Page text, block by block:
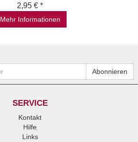
2,95 € *
Mehr Informationen
Abonnieren
SERVICE
Kontakt
Hilfe
Links